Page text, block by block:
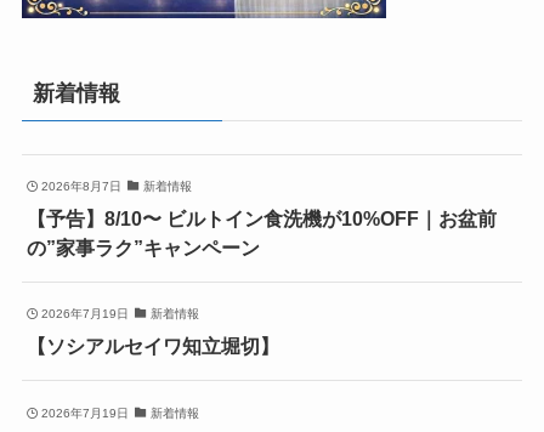
新着情報
2026年8月7日 新着情報
【予告】8/10〜 ビルトイン食洗機が10%OFF｜お盆前
の”家事ラク”キャンペーン
2026年7月19日 新着情報
【ソシアルセイワ知立堀切】
2026年7月19日 新着情報